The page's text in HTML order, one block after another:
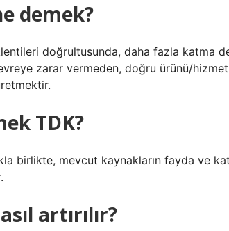
demek?
doğrultusunda, daha fazla katma
zarar vermeden, doğru ürünü/
TDK?
birlikte, mevcut kaynakların fayda ve
artırılır?